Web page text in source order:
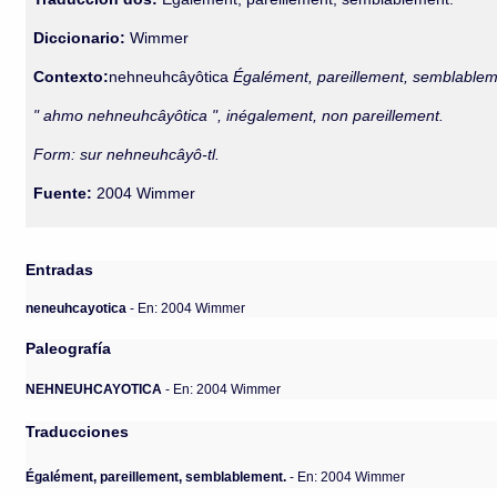
Diccionario:Wimmer
Contexto:nehneuhcâyôticaÉgalément, pareillement,
" ahmo nehneuhcâyôtica ", inégalement, non pareillement.
Form: sur nehneuhcâyô-tl.
Fuente: 2004 Wimmer
Entradas
neneuhcayotica- En: 2004 Wimmer
Paleografía
NEHNEUHCAYOTICA - En: 2004 Wimmer
Traducciones
Égalément, pareillement, semblablement. - En: 2004 Wimmer